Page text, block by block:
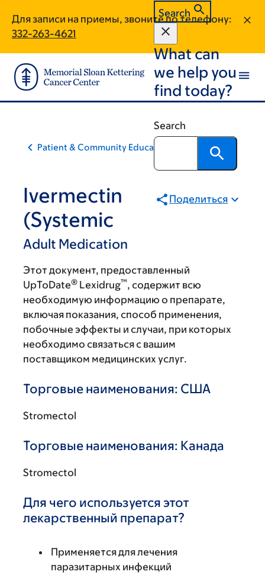
main
content
footer
Для записи на приемы, звоните по телефону:
332-263-4621
Search
What can
we help you
find today?
Search
Patient & Community Education
Ivermectin
(Systemic
Adult Medication
Поделиться
Этот документ, предоставленный
UpToDate® Lexidrug™, содержит всю
необходимую информацию о препарате,
включая показания, способ применения,
побочные эффекты и случаи, при которых
необходимо связаться с вашим
поставщиком медицинских услуг.
Торговые наименования: США
Stromectol
Торговые наименования: Канада
Stromectol
Для чего используется этот
лекарственный препарат?
Применяется для лечения
паразитарных инфекций